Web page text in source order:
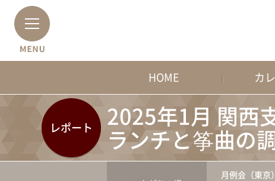
HOME カ
2025年1月 関西
ランチと筝曲の
レポート
月例会（東京）